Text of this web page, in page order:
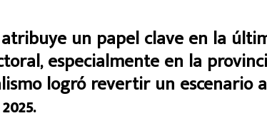
un papel clave en la
especialmente en la
logró revertir un escenario